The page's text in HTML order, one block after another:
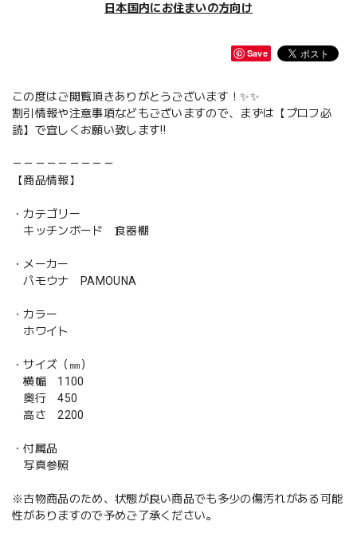
日本国内にお住まいの方向け
Save
この度はご閲覧頂きありがとうございます！✨✨
割引情報や注意事項などもございますので、まずは【プロフ必
読】で宜しくお願い致します‼️
－－－－－－－－－
【商品情報】
・カテゴリー
キッチンボード 食器棚
・メーカー
パモウナ PAMOUNA
・カラー
ホワイト
・サイズ（㎜）
横幅 1100
奥行 450
高さ 2200
・付属品
写真参照
※古物商品のため、状態が良い商品でも多少の傷汚れがある可能
性がありますので予めご了承ください。